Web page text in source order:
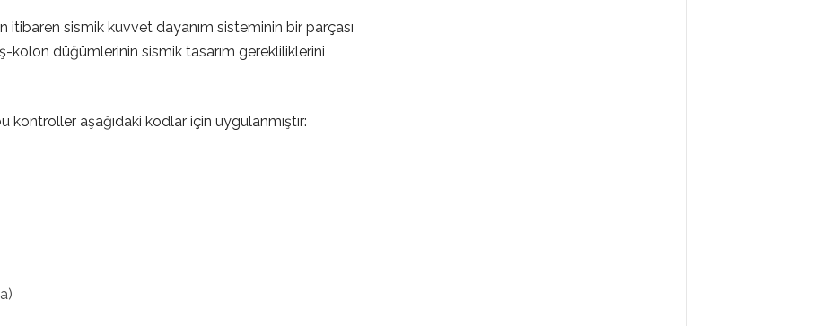
itibaren sismik kuvvet dayanım sisteminin bir parçası
kolon düğümlerinin sismik tasarım gerekliliklerini
aşağıdaki kodlar için uygulanmıştır: